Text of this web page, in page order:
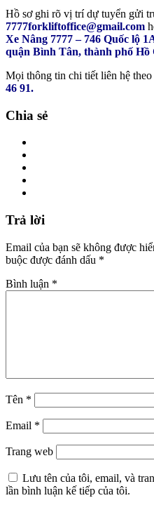
Hồ sơ ghi rõ vị trí dự tuyển gửi
7777forkliftoffice@gmail.com
Xe Nâng 7777 – 746 Quốc lộ
quận Bình Tân, thành phố
Mọi thông tin chi tiết liên hệ theo
46 91.
Chia sẻ
Trả lời
Email của bạn sẽ không được
buộc được đánh dấu *
Bình luận *
Tên *
Email *
Trang web
Lưu tên của tôi, email, và
lần bình luận kế tiếp của tôi.